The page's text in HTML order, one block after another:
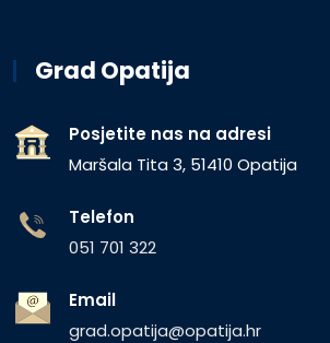
Grad Opatija
Posjetite nas na adresi
Maršala Tita 3, 51410 Opatija
Telefon
051 701 322
Email
grad.opatija@opatija.hr